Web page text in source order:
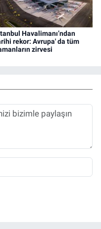
Havalimanı’ndan
rekor: Avrupa' da tüm
zirvesi